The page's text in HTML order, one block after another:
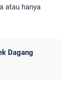
atau hanya
Dagang